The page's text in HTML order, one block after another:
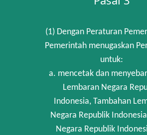
(1) Dengan Peraturan
Pemerintah menugaskan
untuk:
a. mencetak dan
Lembaran Negara
Indonesia, Tambahan
Negara Republik
Negara Republik